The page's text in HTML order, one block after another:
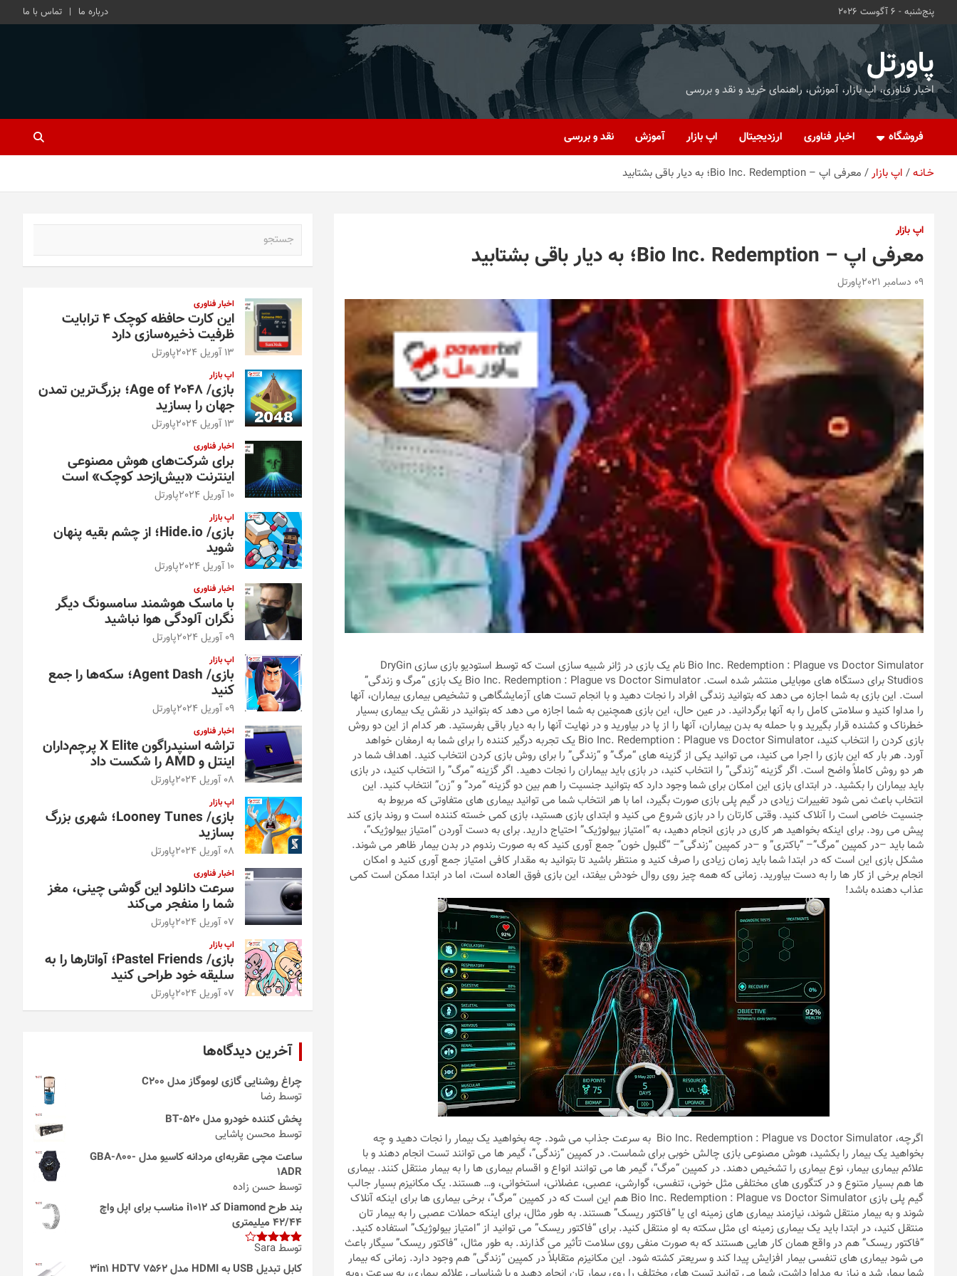
پنج‌شنبه - 6 آگوست 2026 درباره ما تماس با ما
پاورتل
اخبار فناوری، اپ بازار، آموزش، راهنمای خرید و نقد و بررسی
فروشگاه اخبار فناوری ارزدیجیتال اپ بازار آموزش نقد و بررسی
خـانـه اپ بازار معرفی اپ – Bio Inc. Redemption؛ به دیار باقی بشتابید
اپ بازار
معرفی اپ – Bio Inc. Redemption؛ به دیار باقی بشتابید
09 دسامبر 2021 پاورتل
Bio Inc. Redemption : Plague vs Doctor Simulator نام یک بازی در ژانر شبیه سازی است که توسط استودیو بازی سازی DryGin
Studios برای دستگاه های موبایلی منتشر شده است. Bio Inc. Redemption : Plague vs Doctor Simulator یک بازی “مرگ و زندگی”
است. این بازی به شما اجازه می دهد که بتوانید زندگی افراد را نجات دهید و با انجام تست های آزمایشگاهی و تشخیص بیماری بیماران، آنها
را مداوا کنید و سلامتی کامل‌ را به آنها برگردانید. در عین حال، این بازی همچنین به شما اجازه می دهد که بتوانید در نقش یک بیماری بسیار
خطرناک و کشنده قرار بگیرید و با حمله به بدن بیماران، آنها را از پا در بیاورید و در نهایت آنها را به دیار باقی بفرستید. هر کدام از این دو روش
بازی کردن را انتخاب کنید، Bio Inc. Redemption : Plague vs Doctor Simulator یک تجربه درگیر کننده را برای شما به ارمغان خواهد
آورد. هر بار که این بازی را اجرا می کنید، می توانید یکی از گزینه های “مرگ” و “زندگی” را برای روش بازی کردن انتخاب کنید. اهداف شما در
هر دو روش کاملاً واضح است. اگر گزینه “زندگی” را انتخاب کنید، در بازی باید بیماران را نجات دهید. اگر گزینه “مرگ” را انتخاب کنید، در بازی
باید بیماران را بکشید. در ابتدای بازی این امکان برای شما وجود دارد که بتوانید جنسیت را هم بین دو گزینه “مرد” و “زن” انتخاب کنید. این
انتخاب باعث نمی شود تغییرات زیادی در گیم پلی بازی صورت بگیرد، اما با هر انتخاب شما می توانید بیماری های متفاوتی که مربوط به
جنسیت خاصی است را آنلاک کنید. وقتی کارتان را در بازی شروع می کنید و ابتدای بازی هستید، بازی کمی خسته کننده است و روند بازی کند
پیش می رود. برای اینکه بخواهید هر کاری در بازی انجام دهید، به “امتیاز بیولوژیک” احتیاج دارید. برای به دست آوردن “امتیاز بیولوژیک”،
شما باید –در کمپین “مرگ”– “باکتری” و –در کمپین “زندگی”– “گلبول خون” جمع آوری کنید که به صورت رندوم در بدن بیمار ظاهر می شوند.
مشکل بازی این است که در ابتدا شما باید زمان زیادی را صرف کنید و منتظر باشید تا بتوانید به مقدار کافی امتیاز جمع آوری کنید و امکان
انجام برخی از کار ها را به دست بیاورید. زمانی که همه چیز روی روال خودش بیفتد، این بازی فوق العاده است، اما در ابتدا ممکن است کمی
عذاب دهنده باشد!
اگرچه، Bio Inc. Redemption : Plague vs Doctor Simulator به سرعت جذاب می شود. چه بخواهید یک بیمار را نجات دهید و چه
بخواهید یک بیمار را بکشید، هوش مصنوعی بازی چالش خوبی برای شماست. در کمپین “زندگی”، گیمر ها می توانند تست انجام دهند و با
علائم بیماری بیمار، نوع بیماری را تشخیص دهند. در کمپین “مرگ”، گیمر ها می توانند انواع و اقسام بیماری ها را به بیمار منتقل کنند. بیماری
ها هم بسیار متنوع و در کتگوری های مختلفی مثل خونی، تنفسی، گوارشی،‌ عصبی، عضلانی، استخوانی، و… هستند. یک مکانیزم بسیار جالب
گیم پلی بازی Bio Inc. Redemption : Plague vs Doctor Simulator هم این است که در کمپین “مرگ”، برخی بیماری ها برای اینکه آنلاک
شوند و به بیمار منتقل شوند، نیازمند بیماری های زمینه ای یا “فاکتور ریسک” هستند. به طور مثال، برای اینکه حملات عصبی را به بیمار تان
منتقل کنید، در ابتدا باید یک بیماری زمینه ای مثل سکته به او منتقل کنید. برای “فاکتور ریسک” می توانید از “امتیاز بیولوژیک” استفاده کنید.
“فاکتور ریسک” هم در واقع همان کار هایی هستند که به صورت منفی روی سلامت تأثیر می گذارند. به طور مثال، “فاکتور ریسک” سیگار باعث
می شود بیماری های تنفسی بیمار افزایش پیدا کند و سریعتر کشته شود. این مکانیزم متقابلاً در کمپین “زندگی” هم وجود دارد. زمانی که بیمار
اخبار فناوری
این کارت حافظه کوچک ۴ ترابایت
ظرفیت ذخیره‌سازی دارد
13 آوریل 2024 پاورتل
اپ بازار
بازی/ Age of 2048؛ بزرگ‌ترین تمدن
جهان را بسازید
13 آوریل 2024 پاورتل
اخبار فناوری
برای شرکت‌های هوش مصنوعی
اینترنت «بیش‌از‌حد کوچک» است
10 آوریل 2024 پاورتل
اپ بازار
بازی/ Hide.io؛ از چشم بقیه پنهان
شوید
10 آوریل 2024 پاورتل
اخبار فناوری
با ماسک هوشمند سامسونگ دیگر
نگران آلودگی هوا نباشید
09 آوریل 2024 پاورتل
اپ بازار
بازی/ Agent Dash؛ سکه‌ها را جمع
کنید
09 آوریل 2024 پاورتل
اخبار فناوری
تراشه اسنپدراگون X Elite پرچم‌داران
اینتل و AMD را شکست داد
08 آوریل 2024 پاورتل
اپ بازار
بازی/ Looney Tunes؛ شهری بزرگ
بسازید
08 آوریل 2024 پاورتل
اخبار فناوری
سرعت دانلود این گوشی چینی، مغز
شما را منفجر می‌کند
07 آوریل 2024 پاورتل
اپ بازار
بازی/ Pastel Friends؛ آواتارها را به
سلیقه خود طراحی کنید
07 آوریل 2024 پاورتل
آخرین دیدگاه‌ها
چراغ روشنایی گازی لوموگاز مدل C200
توسط رضا
پخش کننده خودرو مدل 520-BT
توسط محسن پاشایی
ساعت مچی عقربه‌ای مردانه کاسیو مدل GBA-800-
1ADR
توسط حسن زاده
بند طرح Diamond کد i1012 مناسب برای اپل واچ
42/44 میلیمتری
امتیاز4
از 5
توسط Sara
کابل تبدیل USB به HDMI مدل 3in1 HDTV 7562